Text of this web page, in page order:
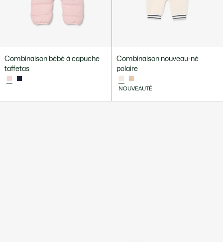
Combinaison bébé à capuche
taffetas
Combinaison nouveau-né
polaire
NOUVEAUTÉ